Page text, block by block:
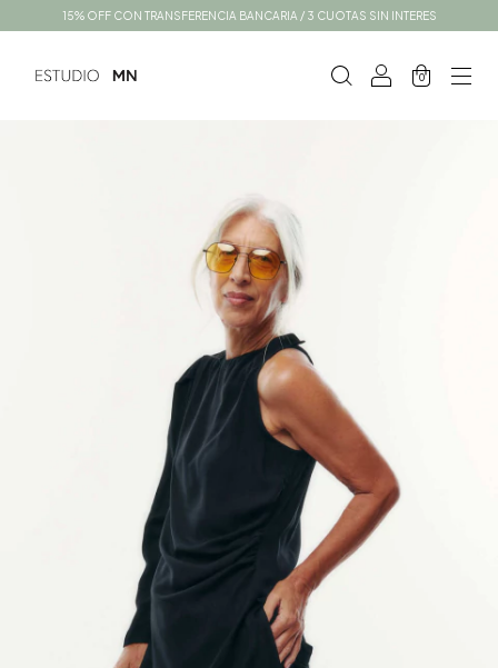
15% OFF CON TRANSFERENCIA BANCARIA / 3 CUOTAS SIN INTERES
0